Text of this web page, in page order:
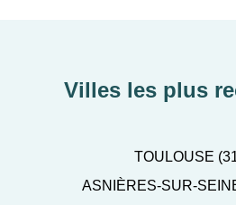
Villes les plus
TOULOUSE
ASNIÈRES-SUR-